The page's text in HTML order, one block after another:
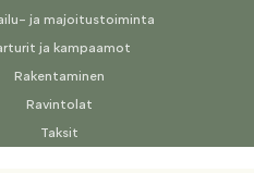
ja majoitustoiminta
ja kampaamot
Rakentaminen
Ravintolat
Taksit